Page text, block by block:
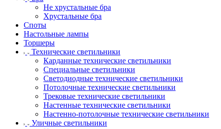
Не хрустальные бра
Хрустальные бра
Споты
Настольные лампы
Торшеры
Технические светильники
Карданные технические светильники
Специальные светильники
Светодиодные технические светильники
Потолочные технические светильники
Трековые технические светильники
Настенные технические светильники
Настенно-потолочные технические светильники
Уличные светильники